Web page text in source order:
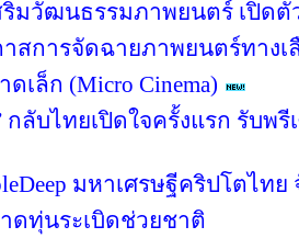
มวัฒนธรรมภาพยนตร์ เปิดตั
สการจัดฉายภาพยนตร์ทาง
เล็ก (Micro Cinema)
กลับไทยเปิดใจครั้งแรก รับพ
มหาเศรษฐีคริปโตไท
ดทุ่นระเบิดช่วยชาติ